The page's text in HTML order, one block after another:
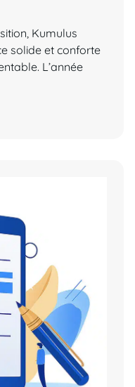
Kumulus
solide et conforte
L’année